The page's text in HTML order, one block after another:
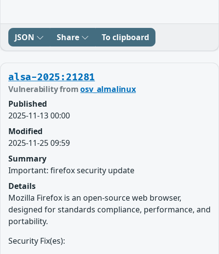
JSON Share To clipboard
alsa-2025:21281
Vulnerability fromosv_almalinux
Published
2025-11-13 00:00
Modified
2025-11-25 09:59
Summary
Important: firefox security update
Details
Mozilla Firefox is an open-source web browser,
designed for standards compliance, performance, and
portability.
Security Fix(es):